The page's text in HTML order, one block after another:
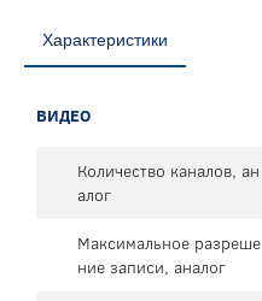
Характеристики
ВИДЕО
Количество каналов, ан
алог
Максимальное разреше
ние записи, аналог